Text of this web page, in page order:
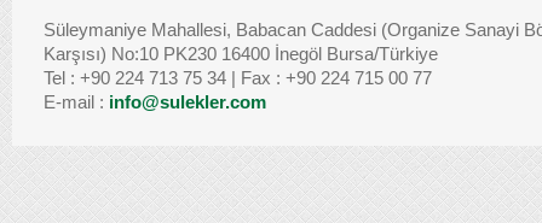
Süleymaniye Mahallesi, Babacan Caddesi (Organize Sanayi
Karşısı) No:10 PK230 16400 İnegöl Bursa/Türkiye
Tel : +90 224 713 75 34 | Fax : +90 224 715 00 77
E-mail : info@sulekler.com